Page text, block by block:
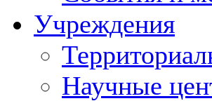
Учреждения
Научные